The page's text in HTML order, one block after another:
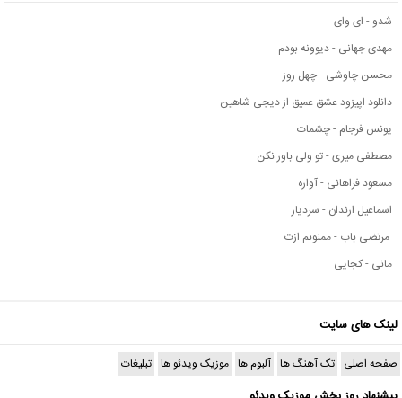
شدو - ای وای
مهدی جهانی - دیوونه بودم
محسن چاوشی - چهل روز
دانلود اپیزود عشق عمیق از دیجی شاهین
یونس فرجام - چشمات
مصطفی میری - تو ولی باور نکن
مسعود فراهانی - آواره
اسماعیل ارندان - سردیار
مرتضی باب - ممنونم ازت
مانی - کجایی
لینک های سایت
صفحه اصلی تک آهنگ ها آلبوم ها موزیک ویدئو ها تبلیغات